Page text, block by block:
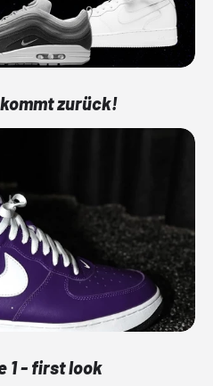
zurück!
1 - first look